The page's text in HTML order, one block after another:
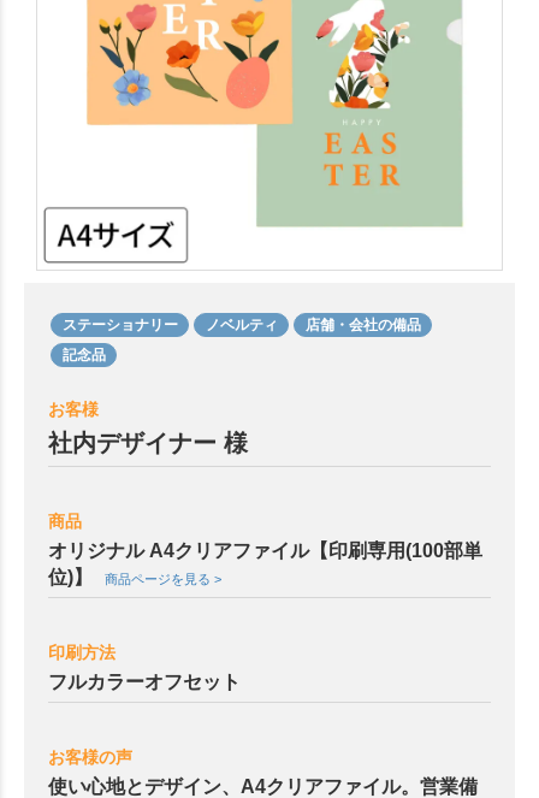
ステーショナリー ノベルティ
店舗・会社の備品
記念品
お客様
社内デザイナー 様
商品
オリジナル A4クリアファイル【印刷専用(100部単
位)】
商品ページを見る >
印刷方法
フルカラーオフセット
お客様の声
使い心地とデザイン、A4クリアファイル。営業備